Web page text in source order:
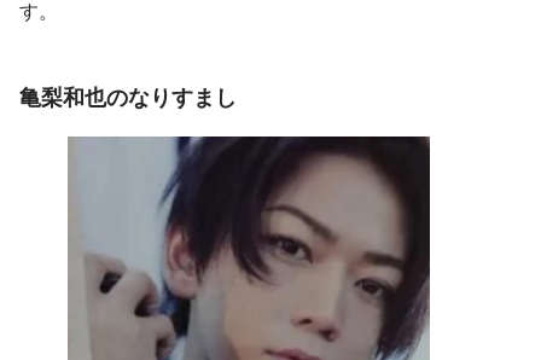
す。
亀梨和也のなりすまし